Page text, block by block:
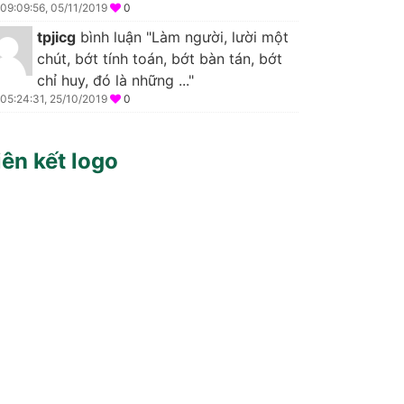
09:09:56, 05/11/2019 0
tpjicg bình luận "Làm người, lười một
chút, bớt tính toán, bớt bàn tán, bớt
chỉ huy, đó là những ..."
05:24:31, 25/10/2019 0
kết logo